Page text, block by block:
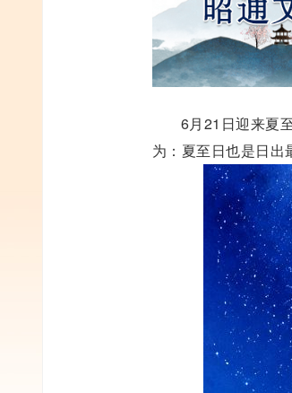
6月21日迎来夏
为：夏至日也是日出